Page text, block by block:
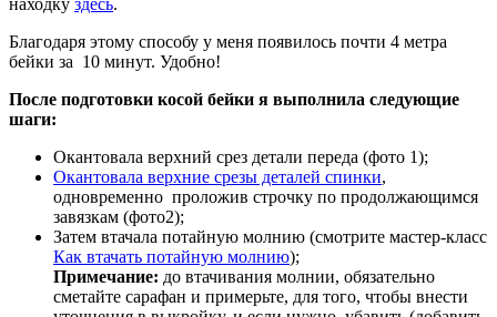
находку здесь.
Благодаря этому способу у меня появилось почти 4 метра
бейки за 10 минут. Удобно!
После подготовки косой бейки я выполнила следующие
шаги:
Окантовала верхний срез детали переда (фото 1);
Окантовала верхние срезы деталей спинки,
одновременно проложив строчку по продолжающимся
завязкам (фото2);
Затем втачала потайную молнию (смотрите мастер-класс
Как втачать потайную молнию);
Примечание: до втачивания молнии, обязательно
сметайте сарафан и примерьте, для того, чтобы внести